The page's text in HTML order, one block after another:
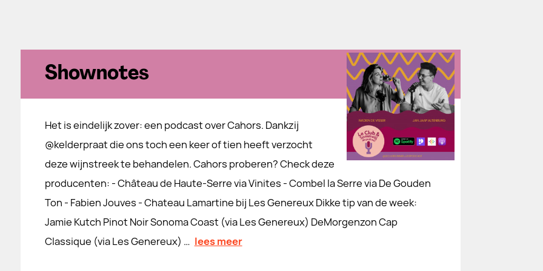
Shownotes
Het is eindelijk zover: een podcast over Cahors. Dankzij
@kelderpraat die ons toch een keer of tien heeft verzocht
deze wijnstreek te behandelen. Cahors proberen? Check deze
producenten: - Château de Haute-Serre via Vinites - Combel la Serre via De Gouden
Ton - Fabien Jouves - Chateau Lamartine bij Les Genereux Dikke tip van de week:
Jamie Kutch Pinot Noir Sonoma Coast (via Les Genereux) DeMorgenzon Cap
Classique (via Les Genereux) … lees meer